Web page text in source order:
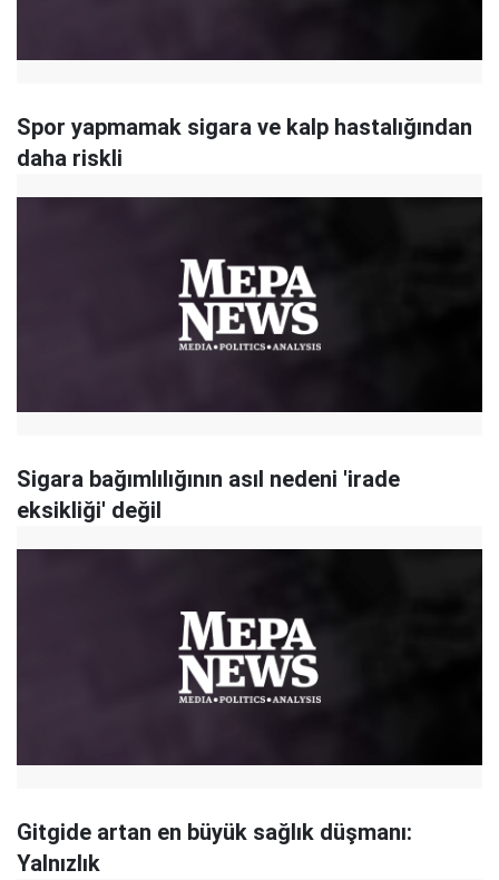
Spor yapmamak sigara ve kalp hastalığından
daha riskli
Sigara bağımlılığının asıl nedeni 'irade
eksikliği' değil
Gitgide artan en büyük sağlık düşmanı:
Yalnızlık